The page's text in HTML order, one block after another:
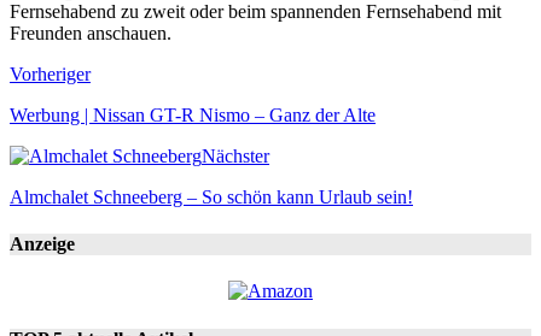
Fernsehabend zu zweit oder beim spannenden Fernsehabend mit
Freunden anschauen.
Vorheriger
Werbung | Nissan GT-R Nismo – Ganz der Alte
Nächster
Almchalet Schneeberg – So schön kann Urlaub sein!
Anzeige